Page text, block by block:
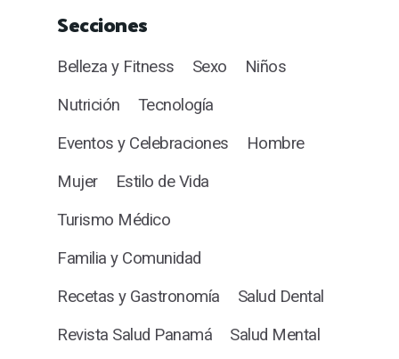
Secciones
Belleza y Fitness Sexo
Niños
Nutrición
Tecnología
Eventos y Celebraciones
Hombre
Mujer
Estilo de Vida
Turismo Médico
Familia y Comunidad
Recetas y Gastronomía
Salud Dental
Revista Salud Panamá
Salud Mental